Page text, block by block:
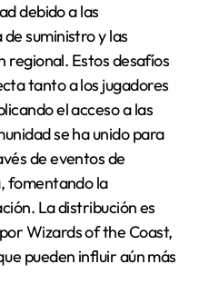
debido a las
suministro y las
regional. Estos desafíos
tanto a los jugadores
el acceso a las
se ha unido para
de eventos de
fomentando la
La distribución es
Wizards of the Coast,
pueden influir aún más